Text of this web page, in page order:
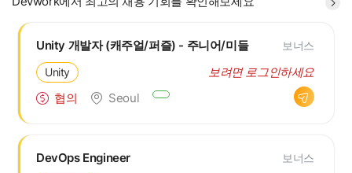
Unity 개발자 (캐주얼/퍼즐) - 주니어/미들
Unity
협의 Seoul
보너스
보려면 로그인하세요
DevOps Engineer 보너스